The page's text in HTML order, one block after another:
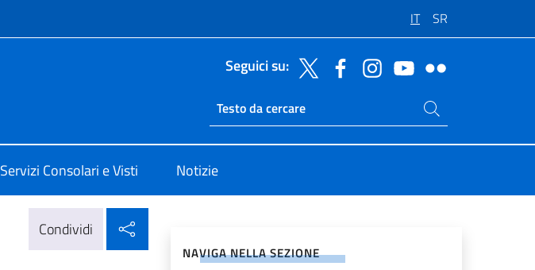
IT SR
Seguici su:
Ricerca sito live
Cerca nel sito
Servizi Consolari e Visti Notizie
Condividi
NAVIGA NELLA SEZIONE